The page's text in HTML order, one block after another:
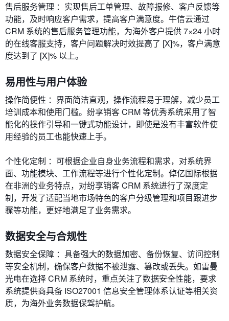
售后服务管理 ：实现售后工单管理、故障报修、客户反馈等
功能，及时响应客户需求，提高客户满意度。牛信云通过
CRM 系统的售后服务管理功能，为海外客户提供 7×24 小时
的在线客服支持，客户问题解决时效提高了 [X]%，客户满意
度达到了 [X]% 以上。
易用性与用户体验
操作简便性 ：界面简洁直观，操作流程易于理解，减少员工
培训成本和使用门槛。纷享销客 CRM 等优秀系统采用了智
能化的操作引导和一键式功能设计，即使是没有丰富软件使
用经验的员工也能快速上手。
个性化定制 ：可根据企业自身业务流程和需求，对系统界
面、功能模块、工作流程等进行个性化定制。倬亿国际根据
在非洲的业务特点，对纷享销客 CRM 系统进行了深度定
制，开发了适配当地市场特色的客户分级管理和项目跟进步
骤等功能，更好地满足了业务需求。
数据安全与合规性
数据安全保障 ：具备强大的数据加密、备份恢复、访问控制
等安全机制，确保客户数据不被泄露、篡改或丢失。如雷曼
光电在选择 CRM 系统时，重点关注了数据安全性能，要求
系统提供商具备 ISO27001 信息安全管理体系认证等相关资
质，为海外业务数据保驾护航。